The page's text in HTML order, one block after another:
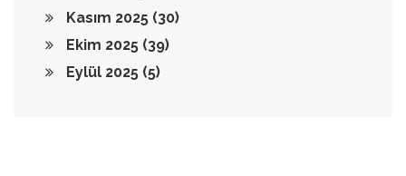
Kasım 2025 (30)
Ekim 2025 (39)
Eylül 2025 (5)